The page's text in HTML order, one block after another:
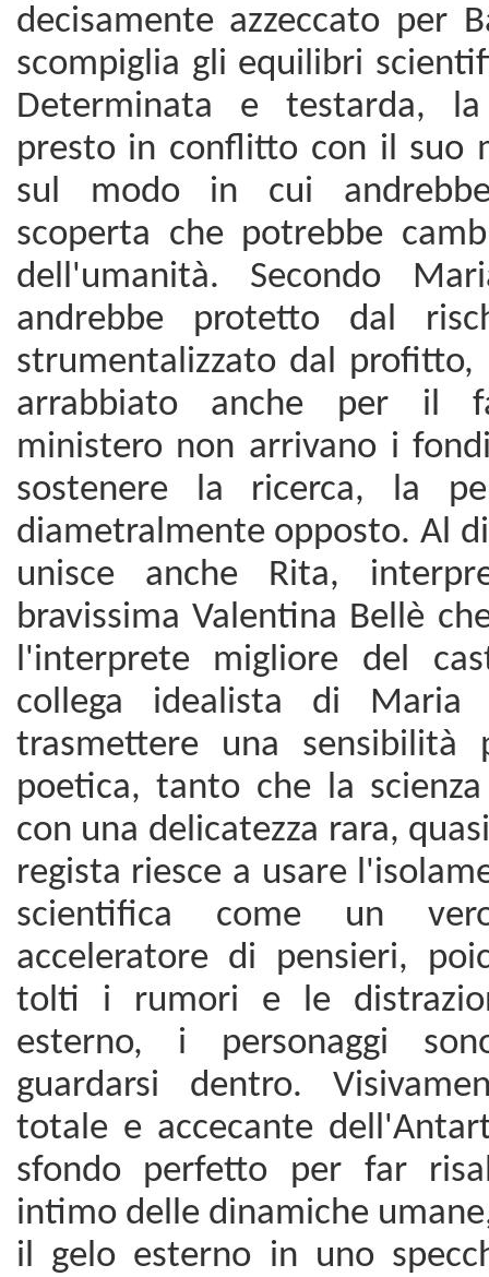
decisamente azzeccato per
scompiglia gli equilibri
Determinata e testarda,
presto in conflitto con il suo
sul modo in cui
scoperta che potrebbe
dell'umanità. Secondo
andrebbe protetto dal
strumentalizzato dal profitto,
arrabbiato anche per il
ministero non arrivano i
sostenere la ricerca, la
diametralmente opposto. Al
unisce anche Rita,
bravissima Valentina Bellè
l'interprete migliore del
collega idealista di
trasmettere una sensibilità
poetica, tanto che la
con una delicatezza rara,
regista riesce a usare
scientifica come un
acceleratore di pensieri,
tolti i rumori e le
esterno, i personaggi
guardarsi dentro.
totale e accecante
sfondo perfetto per far
intimo delle dinamiche
il gelo esterno in uno